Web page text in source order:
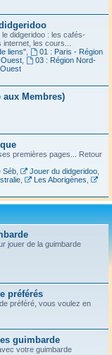
didgeridoo : les cafés-
les cours...
liens",
01 : Paris - Région
,
03 : Région Nord-
Membres)
premières pages... Retour
Séb, Jouer du didgeridoo,
, Les Aborigènes
jouer de la guimbarde
préférés
préféré, vous voulez en
guimbarde
votre guimbarde